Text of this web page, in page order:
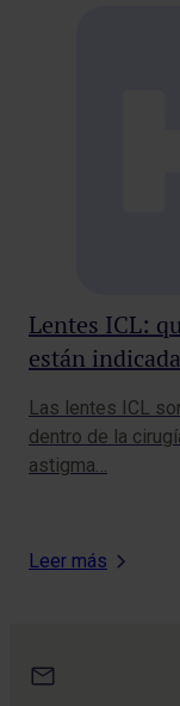
Lentes ICL:
están
Las lentes ICL
dentro de la
astigma…
Leer más